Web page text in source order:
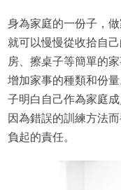
身為家庭的一份子，
就可以慢慢從收拾自
房、擦桌子等簡單的
增加家事的種類和份
子明白自己作為家庭
因為錯誤的訓練方法
負起的責任。